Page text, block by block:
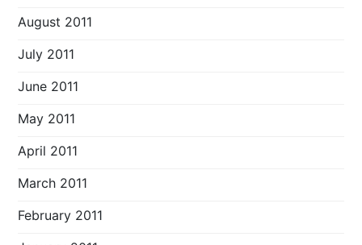
August 2011
July 2011
June 2011
May 2011
April 2011
March 2011
February 2011